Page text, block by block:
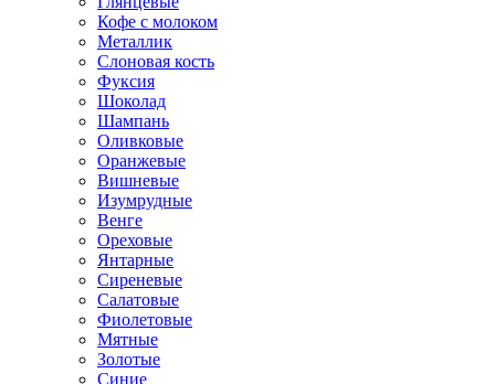
Кофе с молоком
Металлик
Слоновая кость
Фуксия
Шоколад
Шампань
Оливковые
Оранжевые
Вишневые
Изумрудные
Венге
Ореховые
Янтарные
Сиреневые
Салатовые
Фиолетовые
Мятные
Золотые
Синие